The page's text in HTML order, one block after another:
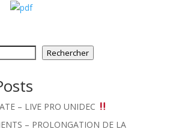
Rechercher
– LIVE PRO UNIDEC
– PROLONGATION DE LA